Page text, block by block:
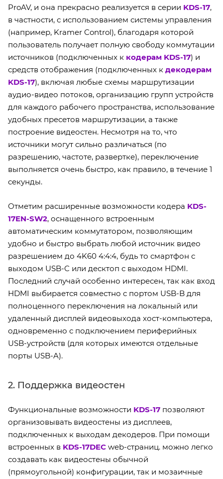
ProAV, и она прекрасно реализуется в серии KDS-17,
в частности, с использованием системы управления
(например, Kramer Control), благодаря которой
пользователь получает полную свободу коммутации
источников (подключенных к кодерам KDS-17) и
средств отображения (подключенных к декодерам
KDS-17), включая любые схемы маршрутизации
аудио-видео потоков, организацию групп устройств
для каждого рабочего пространства, использование
удобных пресетов маршрутизации, а также
построение видеостен. Несмотря на то, что
источники могут сильно различаться (по
разрешению, частоте, развертке), переключение
выполняется очень быстро, как правило, в течение 1
секунды.
Отметим расширенные возможности кодера KDS-
17EN-SW2, оснащенного встроенным
автоматическим коммутатором, позволяющим
удобно и быстро выбрать любой источник видео
разрешением до 4K60 4:4:4, будь то смартфон с
выходом USB-C или десктоп с выходом HDMI.
Последний случай особенно интересен, так как вход
HDMI выбирается совместно с портом USB-B для
полноценного переключения на локальный или
удаленный дисплей видеовыхода хост-компьютера,
одновременно с подключением периферийных
USB-устройств (для которых имеются отдельные
порты USB-A).
2. Поддержка видеостен
Функциональные возможности KDS-17 позволяют
организовывать видеостены из дисплеев,
подключенных к выходам декодеров. При помощи
встроенных в KDS-17DEC web-страниц. можно легко
создавать как видеостены обычной
(прямоугольной) конфигурации, так и мозаичные